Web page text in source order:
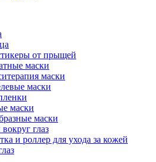
от прыщей
маски
маски
маски
маски
маски
глаз
и роллер для ухода за кожей